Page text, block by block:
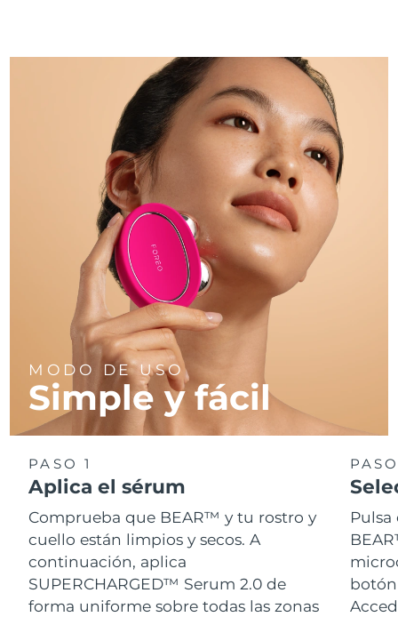
MODO DE USO
Simple y fácil
PASO 1
Aplica el sérum
Comprueba que BEAR™ y tu rostro y
cuello están limpios y secos. A
continuación, aplica
SUPERCHARGED™ Serum 2.0 de
forma uniforme sobre todas las zonas
botón